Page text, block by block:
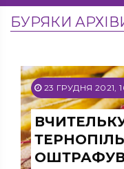
БУРЯКИ
23 ГРУДНЯ 2021,